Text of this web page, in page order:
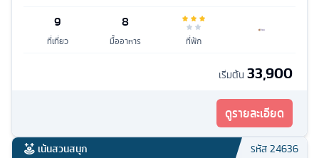
9
ที่เที่ยว
8
มื้ออาหาร ที่พัก
เริ่มต้น 33,900
ดูรายละเอียด
เน้นสวนสนุก รหัส24636